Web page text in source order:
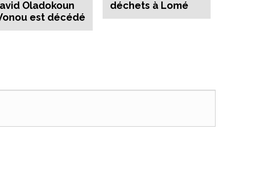
Oladokoun
est décédé
déchets à Lomé